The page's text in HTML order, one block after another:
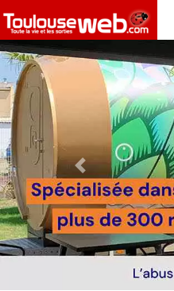
Previous Slide